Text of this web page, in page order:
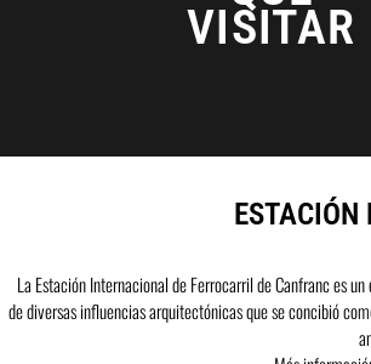
VISITAR
ESTACIÓN
La Estación Internacional de Ferrocarril de Canfranc es
de diversas influencias arquitectónicas que se concibió